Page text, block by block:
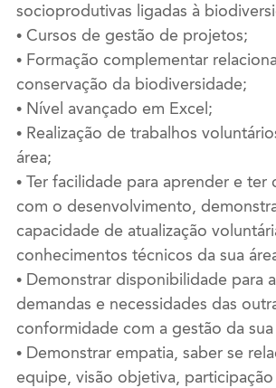
socioprodutivas ligadas à
• Cursos de gestão de projetos;
• Formação complementar
conservação da biodiversidade;
• Nível avançado em Excel;
• Realização de trabalhos
área;
• Ter facilidade para aprender e ter
com o desenvolvimento,
capacidade de atualização
conhecimentos técnicos da sua
• Demonstrar disponibilidade para
demandas e necessidades das
conformidade com a gestão da sua
• Demonstrar empatia, saber se
equipe, visão objetiva,